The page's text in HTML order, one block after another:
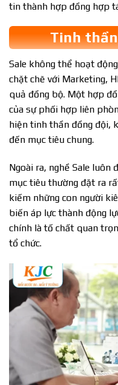
tin thành hợp đồng hợp
Tinh
Sale không thể hoạt
chặt chẽ với Marketing,
quả đồng bộ. Một hợp
của sự phối hợp liên
hiện tinh thần đồng đội,
đến mục tiêu chung.
Ngoài ra, nghề Sale luôn
mục tiêu thường đặt ra
kiếm những con người
biến áp lực thành động
chính là tố chất quan
tổ chức.